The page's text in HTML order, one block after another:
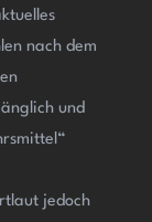
nach dem
und
jedoch